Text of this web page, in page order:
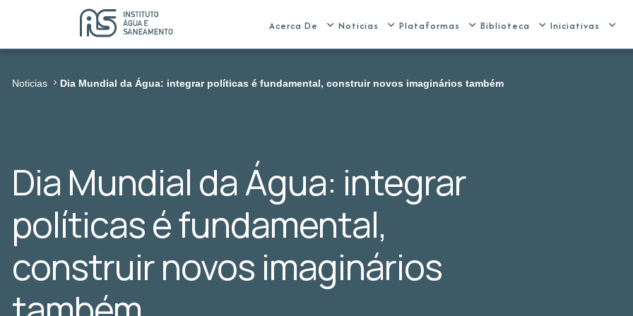
Acerca De Noticias Plataformas Biblioteca Iniciativas
Noticias Dia Mundial da Água: integrar políticas é fundamental, construir novos imaginários também
Dia Mundial da Água: integrar
políticas é fundamental,
construir novos imaginários